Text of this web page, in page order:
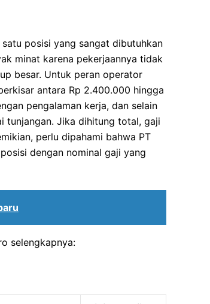
posisi yang sangat dibutuhkan
minat karena pekerjaannya tidak
besar. Untuk peran operator
antara Rp 2.400.000 hingga
pengalaman kerja, dan selain
tunjangan. Jika dihitung total, gaji
perlu dipahami bahwa PT
dengan nominal gaji yang
selengkapnya: